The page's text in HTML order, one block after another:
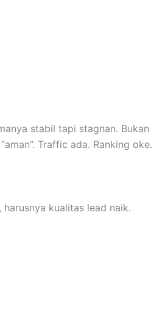
stabil tapi stagnan. Bukan
Traffic ada. Ranking oke.
kualitas lead naik.